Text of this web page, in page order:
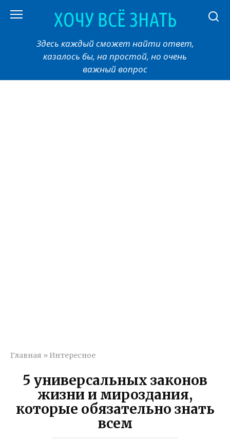
ХОЧУ ВСЁ ЗНАТЬ
Здесь каждый сможет найти ответ,
казалось бы, на простой, но очень
важный вопрос
Главная » Интересное
5 универсальных законов
жизни и мироздания,
которые обязательно знать
всем